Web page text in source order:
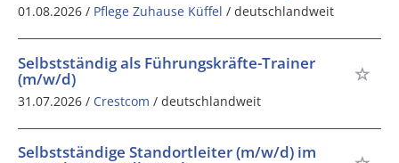
01.08.2026 / Pflege Zuhause Küffel / deutschlandweit
Selbstständig als Führungskräfte-Trainer
(m/w/d)
31.07.2026 / Crestcom / deutschlandweit
Selbstständige Standortleiter (m/w/d) im